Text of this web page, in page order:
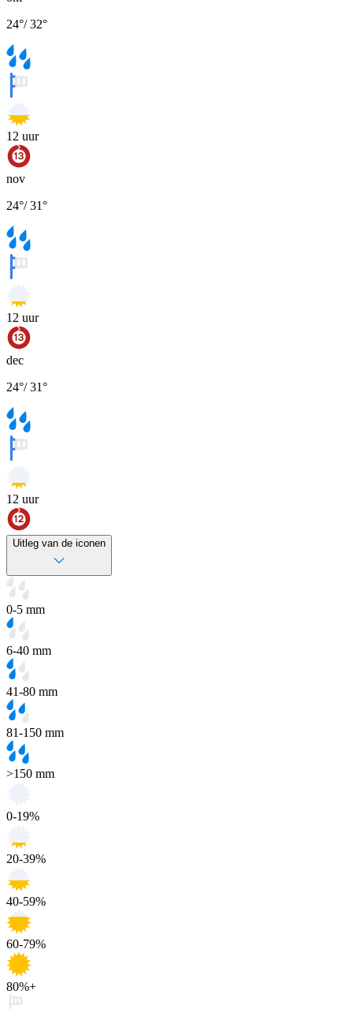
24°/32°
12 uur
nov
24°/31°
12 uur
dec
24°/31°
12 uur
Uitleg van de iconen
0-5 mm
6-40 mm
41-80 mm
81-150 mm
>150 mm
0-19%
20-39%
40-59%
60-79%
80%+